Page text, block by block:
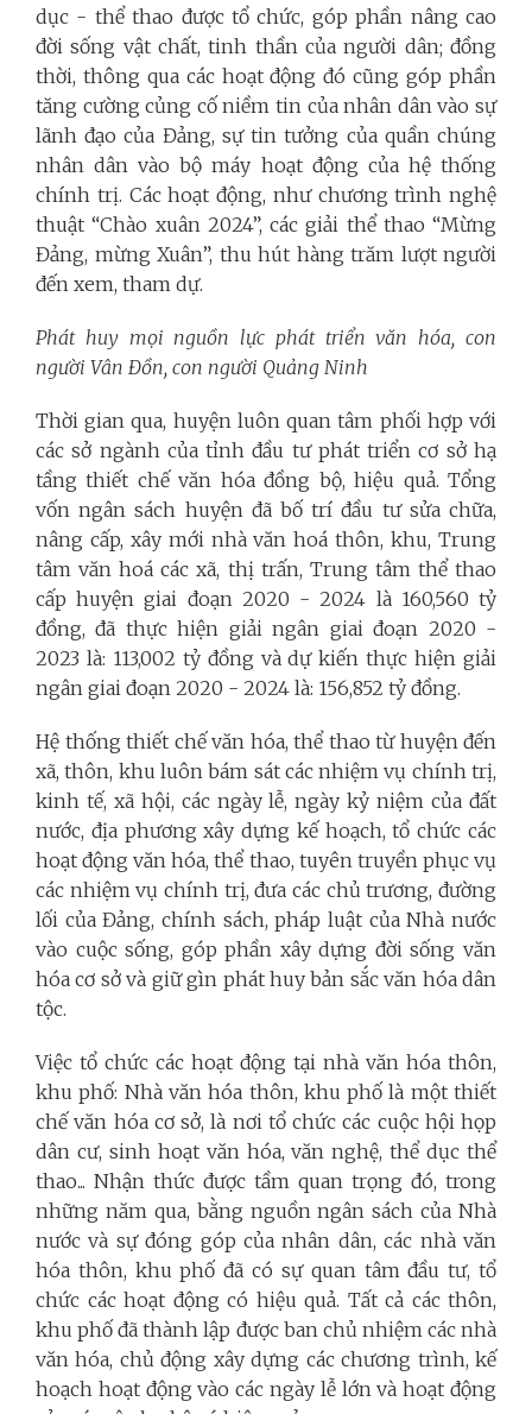
dục - thể thao được tổ chức, góp phần nâng cao
đời sống vật chất, tinh thần của người dân; đồng
thời, thông qua các hoạt động đó cũng góp phần
tăng cường củng cố niềm tin của nhân dân vào sự
lãnh đạo của Đảng, sự tin tưởng của quần chúng
nhân dân vào bộ máy hoạt động của hệ thống
chính trị. Các hoạt động, như chương trình nghệ
thuật “Chào xuân 2024”, các giải thể thao “Mừng
Đảng, mừng Xuân”, thu hút hàng trăm lượt người
đến xem, tham dự.
Phát huy mọi nguồn lực phát triển văn hóa, con
người Vân Đồn, con người Quảng Ninh
Thời gian qua, huyện luôn quan tâm phối hợp với
các sở ngành của tỉnh đầu tư phát triển cơ sở hạ
tầng thiết chế văn hóa đồng bộ, hiệu quả. Tổng
vốn ngân sách huyện đã bố trí đầu tư sửa chữa,
nâng cấp, xây mới nhà văn hoá thôn, khu, Trung
tâm văn hoá các xã, thị trấn, Trung tâm thể thao
cấp huyện giai đoạn 2020 - 2024 là 160,560 tỷ
đồng, đã thực hiện giải ngân giai đoạn 2020 -
2023 là: 113,002 tỷ đồng và dự kiến thực hiện giải
ngân giai đoạn 2020 - 2024 là: 156,852 tỷ đồng.
Hệ thống thiết chế văn hóa, thể thao từ huyện đến
xã, thôn, khu luôn bám sát các nhiệm vụ chính trị,
kinh tế, xã hội, các ngày lễ, ngày kỷ niệm của đất
nước, địa phương xây dựng kế hoạch, tổ chức các
hoạt động văn hóa, thể thao, tuyên truyền phục vụ
các nhiệm vụ chính trị, đưa các chủ trương, đường
lối của Đảng, chính sách, pháp luật của Nhà nước
vào cuộc sống, góp phần xây dựng đời sống văn
hóa cơ sở và giữ gìn phát huy bản sắc văn hóa dân
tộc.
Việc tổ chức các hoạt động tại nhà văn hóa thôn,
khu phố: Nhà văn hóa thôn, khu phố là một thiết
chế văn hóa cơ sở, là nơi tổ chức các cuộc hội họp
dân cư, sinh hoạt văn hóa, văn nghệ, thể dục thể
thao... Nhận thức được tầm quan trọng đó, trong
những năm qua, bằng nguồn ngân sách của Nhà
nước và sự đóng góp của nhân dân, các nhà văn
hóa thôn, khu phố đã có sự quan tâm đầu tư, tổ
chức các hoạt động có hiệu quả. Tất cả các thôn,
khu phố đã thành lập được ban chủ nhiệm các nhà
văn hóa, chủ động xây dựng các chương trình, kế
hoạch hoạt động vào các ngày lễ lớn và hoạt động